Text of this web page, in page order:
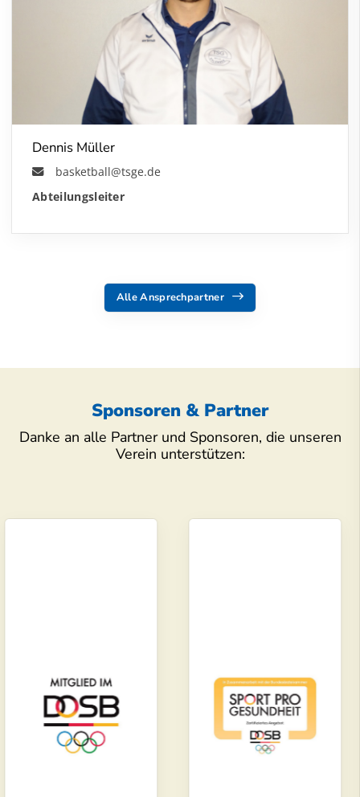
Dennis Müller
basketball@tsge.de
Abteilungsleiter
Alle Ansprechpartner
Sponsoren & Partner
Danke an alle Partner und Sponsoren, die unseren
Verein unterstützen: